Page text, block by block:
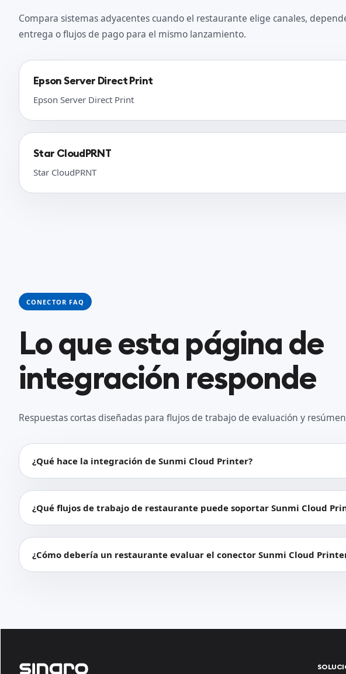
Compara sistemas adyacentes cuando el restaurante elige canales,
entrega o flujos de pago para el mismo lanzamiento.
Epson Server Direct Print
Epson Server Direct Print
Star CloudPRNT
Star CloudPRNT
CONECTOR FAQ
Lo que esta página de
integración responde
Respuestas cortas diseñadas para flujos de trabajo de evaluación y
¿Qué hace la integración de Sunmi Cloud Printer?
¿Qué flujos de trabajo de restaurante puede soportar Sunmi Cloud
¿Cómo debería un restaurante evaluar el conector Sunmi Cloud